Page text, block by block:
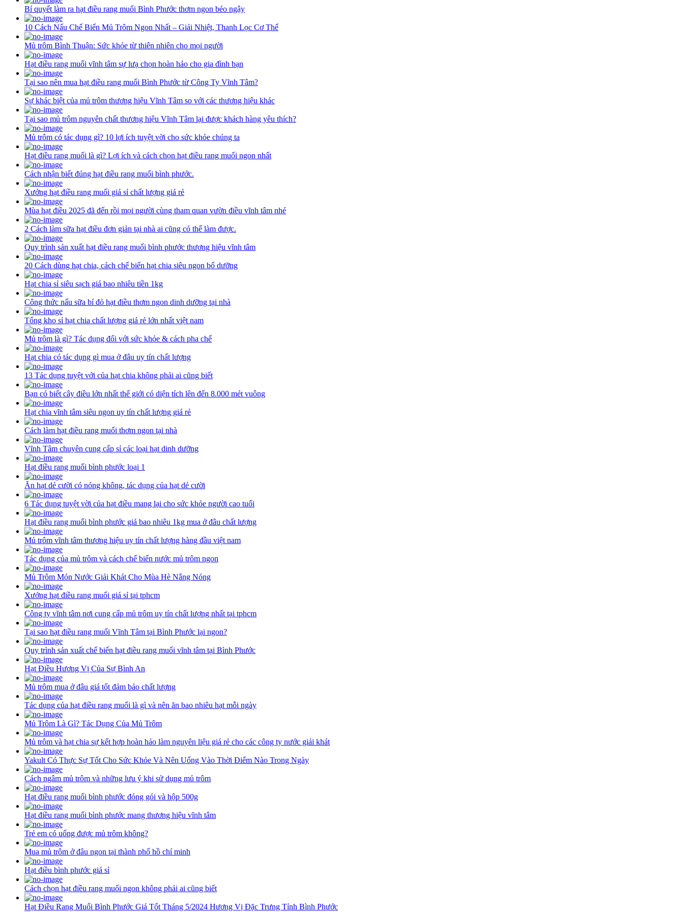
Bí quyết làm ra hạt điều rang muối Bình Phước thơm ngon béo ngậy
10 Cách Nấu Chế Biến Mủ Trôm Ngon Nhất – Giải Nhiệt, Thanh Lọc Cơ Thể
Mủ trôm Bình Thuận: Sức khỏe từ thiên nhiên cho mọi người
Hạt điều rang muối vĩnh tâm sự lưạ chọn hoàn hảo cho gia đình bạn
Tại sao nên mua hạt điều rang muối Bình Phước từ Công Ty Vĩnh Tâm?
Sự khác biệt của mủ trôm thương hiệu Vĩnh Tâm so với các thương hiệu khác
Tại sao mủ trôm nguyên chất thương hiệu Vĩnh Tâm lại được khách hàng yêu thích?
Mủ trôm có tác dụng gì? 10 lợi ích tuyệt vời cho sức khỏe chúng ta
Hạt điều rang muối là gì? Lợi ích và cách chọn hạt điều rang muối ngon nhất
Cách nhận biết đúng hạt điều rang muối bình phước.
Xưởng hạt điều rang muối giá sỉ chất lượng giá rẻ
Mùa hạt điều 2025 đã đến rồi mọi người cùng tham quan vườn điều vĩnh tâm nhé
2 Cách làm sữa hạt điều đơn giản tại nhà ai cũng có thể làm được.
Quy trình sản xuất hạt điều rang muối bình phước thương hiệu vĩnh tâm
20 Cách dùng hạt chia, cách chế biến hạt chia siêu ngon bổ dưỡng
Hạt chia sỉ siêu sạch giá bao nhiêu tiền 1kg
Công thức nấu sữa bí đỏ hạt điều thơm ngon dinh dưỡng tại nhà
Tổng kho sỉ hạt chia chất lượng giá rẻ lớn nhất việt nam
Mủ trôm là gì? Tác dụng đối với sức khỏe & cách pha chế
Hạt chia có tác dụng gì mua ở đâu uy tín chất lượng
13 Tác dụng tuyệt với của hạt chia không phải ai cũng biết
Bạn có biết cây điều lớn nhất thế giới có diện tích lên đến 8.000 mét vuông
Hạt chia vĩnh tâm siêu ngon uy tín chất lượng giá rẻ
Cách làm hạt điều rang muối thơm ngon tại nhà
Vĩnh Tâm chuyên cung cấp sỉ các loại hạt dinh dưỡng
Hạt điều rang muối bình phước loại 1
Ăn hạt dẻ cười có nóng không, tác dụng của hạt dẻ cười
6 Tác dụng tuyệt vời của hạt điều mang lại cho sức khỏe người cao tuổi
Hạt điều rang muối bình phước giá bao nhiêu 1kg mua ở đâu chất lượng
Mủ trôm vĩnh tâm thương hiệu uy tín chất lượng hàng đầu việt nam
Tác dụng của mủ trôm và cách chế biến nước mủ trôm ngon
Mủ Trôm Món Nước Giải Khát Cho Mùa Hè Nắng Nóng
Xưởng hạt điều rang muối giá sỉ tại tphcm
Công ty vĩnh tâm nơi cung cấp mủ trôm uy tín chất lượng nhất tại tphcm
Tại sao hạt điều rang muối Vĩnh Tâm tại Bình Phước lại ngon?
Quy trình sản xuất chế biến hạt điều rang muối vĩnh tâm tại Bình Phước
Hạt Điều Hương Vị Của Sự Bình An
Mủ trôm mua ở đâu giá tốt đảm bảo chất lượng
Tác dụng của hạt điều rang muối là gì và nên ăn bao nhiêu hạt mỗi ngày
Mủ Trôm Là Gì? Tác Dụng Của Mủ Trôm
Mủ trôm và hạt chia sự kết hợp hoàn hảo làm nguyên liệu giá rẻ cho các công ty nước giải khát
Yakult Có Thực Sự Tốt Cho Sức Khỏe Và Nên Uống Vào Thời Điểm Nào Trong Ngày
Cách ngâm mủ trôm và những lưu ý khi sử dụng mủ trôm
Hạt điều rang muối bình phước đóng gói và hộp 500g
Hạt điều rang muối bình phước mang thương hiệu vĩnh tâm
Trẻ em có uống được mủ trôm không?
Mua mủ trôm ở đâu ngon tại thành phố hồ chí minh
Hạt điều bình phước giá sỉ
Cách chọn hạt điều rang muối ngon không phải ai cũng biết
Hạt Điều Rang Muối Bình Phước Giá Tốt Tháng 5/2024 Hương Vị Đặc Trưng Tỉnh Bình Phước